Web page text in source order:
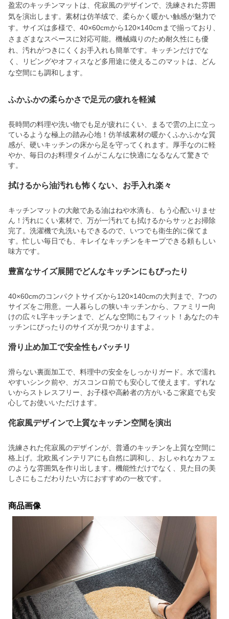
盈宏のキッチンマットは、侘寂風のデザインで、洗練された雰囲
気を演出します。素材は仿羊绒で、柔らかく暖かい触感が魅力で
す。サイズは多様で、40×60cmから120×140cmまで揃っており、
さまざまなスペースに対応可能。機械織りのため耐久性にも優
れ、汚れがつきにくくお手入れも簡単です。キッチンだけでな
く、リビングやオフィスなど多用途に使えるこのマットは、どん
な空間にも調和します。
ふかふかの柔らかさで足元の疲れを軽減
長時間の料理や洗い物でも足が疲れにくい、まるで雲の上に立っ
ているような極上の踏み心地！仿羊绒素材の暖かくふかふかな質
感が、硬いキッチンの床から足を守ってくれます。厚手なのに軽
やか、毎日のお料理タイムがこんなに快適になるなんて驚きで
す。
拭けるから油汚れも怖くない、お手入れ楽々
キッチンマットの大敵である油はねや水滴も、もう心配いりませ
ん！汚れにくい素材で、万が一汚れても拭けるからサッとお掃除
完了。洗濯機で丸洗いもできるので、いつでも衛生的に保てま
す。忙しい毎日でも、キレイなキッチンをキープできる頼もしい
味方です。
豊富なサイズ展開でどんなキッチンにもぴったり
40×60cmのコンパクトサイズから120×140cmの大判まで、7つの
サイズをご用意。一人暮らしの狭いキッチンから、ファミリー向
けの広々L字キッチンまで、どんな空間にもフィット！あなたのキ
ッチンにぴったりのサイズが見つかりますよ。
滑り止め加工で安全性もバッチリ
滑らない裏面加工で、料理中の安全をしっかりガード。水で濡れ
やすいシンク前や、ガスコンロ前でも安心して使えます。ずれな
いからストレスフリー、お子様や高齢者の方がいるご家庭でも安
心してお使いいただけます。
侘寂風デザインで上質なキッチン空間を演出
洗練された侘寂風のデザインが、普通のキッチンを上質な空間に
格上げ。北欧風インテリアにも自然に調和し、おしゃれなカフェ
のような雰囲気を作り出します。機能性だけでなく、見た目の美
しさにもこだわりたい方におすすめの一枚です。
商品画像